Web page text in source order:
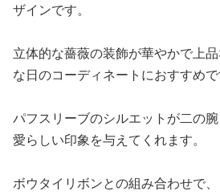
ザインです。
立体的な薔薇の装飾が華やかで上
な日のコーディネートにおすすめで
パフスリーブのシルエットが二の
愛らしい印象を与えてくれます。
ボウタイリボンとの組み合わせで